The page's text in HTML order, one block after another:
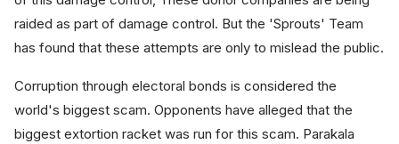
raided as part of damage control. But the 'Sprouts' Team
has found that these attempts are only to mislead the public.
Corruption through electoral bonds is considered the
world's biggest scam. Opponents have alleged that the
biggest extortion racket was run for this scam. Parakala